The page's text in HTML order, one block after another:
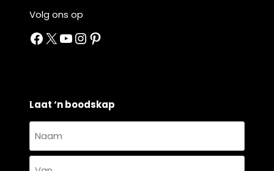
Volg ons op
Facebook
X YouTube
Instagram
Pinterest
Laat ‘n boodskap
Naam